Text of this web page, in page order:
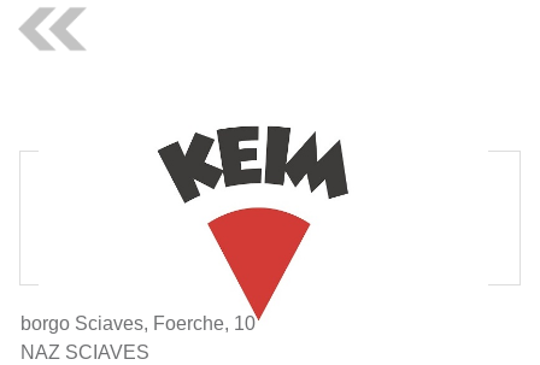
borgo Sciaves, Foerche, 10
NAZ SCIAVES